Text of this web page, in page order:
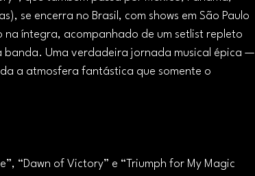
se encerra no Brasil, com shows em São Paulo
na íntegra, acompanhado de um setlist repleto
Uma verdadeira jornada musical épica —
a atmosfera fantástica que somente o
“Dawn of Victory” e “Triumph for My Magic